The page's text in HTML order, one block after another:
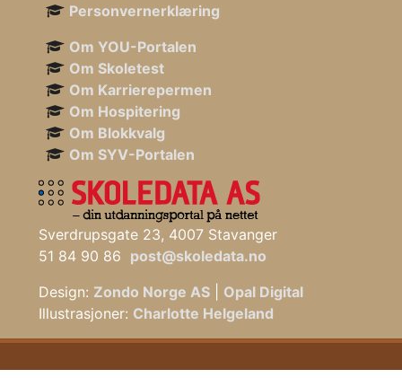
Personvernerklæring
Om YOU-Portalen
Om Skoletest
Om Karrierepermen
Om Hospitering
Om Blokkvalg
Om SYV-Portalen
Sverdrupsgate 23, 4007 Stavanger
51 84 90 86 post@skoledata.no
Design: Zondo Norge AS
Opal Digital
Illustrasjoner: Charlotte Helgeland